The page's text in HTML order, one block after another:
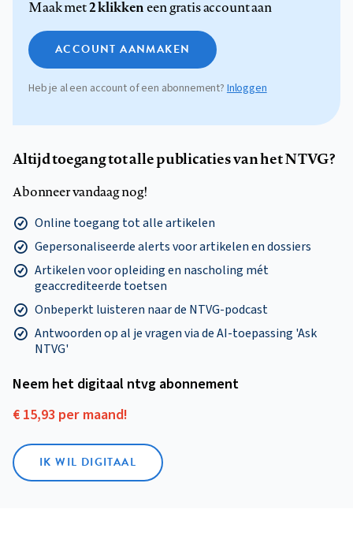
Maak met2 klikkeneen gratis account aan
ACCOUNT AANMAKEN
Heb je al een account of een abonnement? Inloggen
Altijd toegang tot alle publicaties van het NTVG?
Abonneer vandaag nog!
Online toegang tot alle artikelen
Gepersonaliseerde alerts voor artikelen en dossiers
Artikelen voor opleiding en nascholing mét
geaccrediteerde toetsen
Onbeperkt luisteren naar de NTVG-podcast
Antwoorden op al je vragen via de AI-toepassing 'Ask
NTVG'
Neem het digitaal ntvg abonnement
€ 15,93 per maand!
IK WIL DIGITAAL